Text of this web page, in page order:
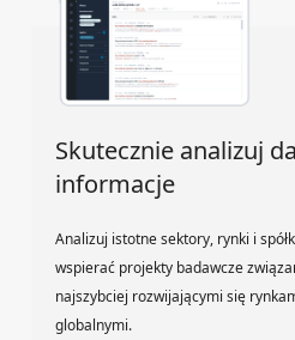
Skutecznie analizuj
informacje
Analizuj istotne sektory, rynki i
wspierać projekty badawcze
najszybciej rozwijającymi się
globalnymi.